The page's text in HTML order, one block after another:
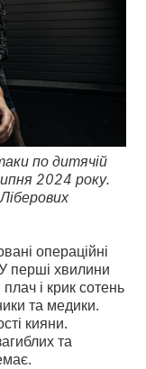
по дитячій
2024 року.
операційні
У перші хвилини
і крик сотень
та медики.
кияни.
та